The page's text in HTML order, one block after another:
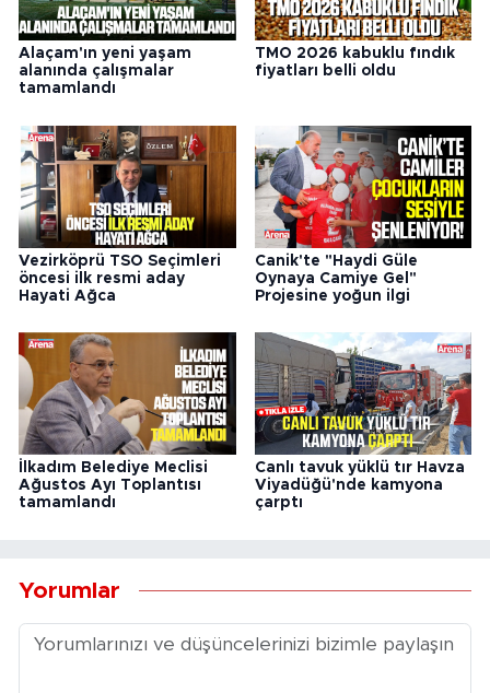
Alaçam'ın yeni yaşam
alanında çalışmalar
tamamlandı
TMO 2026 kabuklu fındık
fiyatları belli oldu
Vezirköprü TSO Seçimleri
öncesi ilk resmi aday
Hayati Ağca
Canik'te "Haydi Güle
Oynaya Camiye Gel"
Projesine yoğun ilgi
İlkadım Belediye Meclisi
Ağustos Ayı Toplantısı
tamamlandı
Canlı tavuk yüklü tır Havza
Viyadüğü'nde kamyona
çarptı
Yorumlar